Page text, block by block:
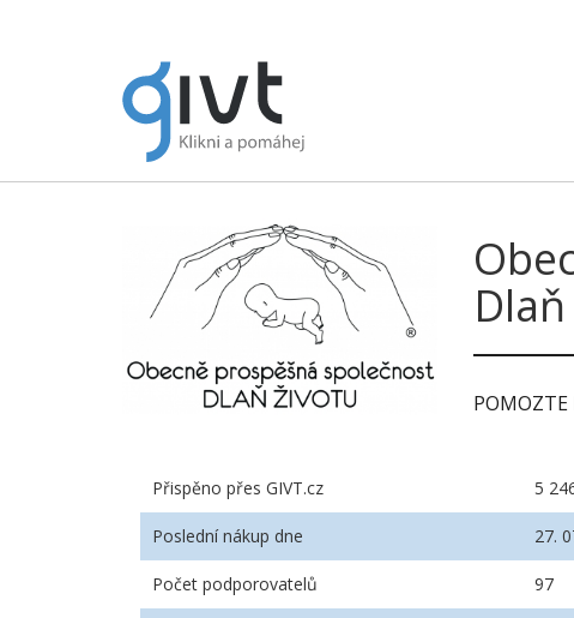
POMOZTE
Přispěno přes GIVT.cz 5
Poslední nákup dne 27.
Počet podporovatelů 97